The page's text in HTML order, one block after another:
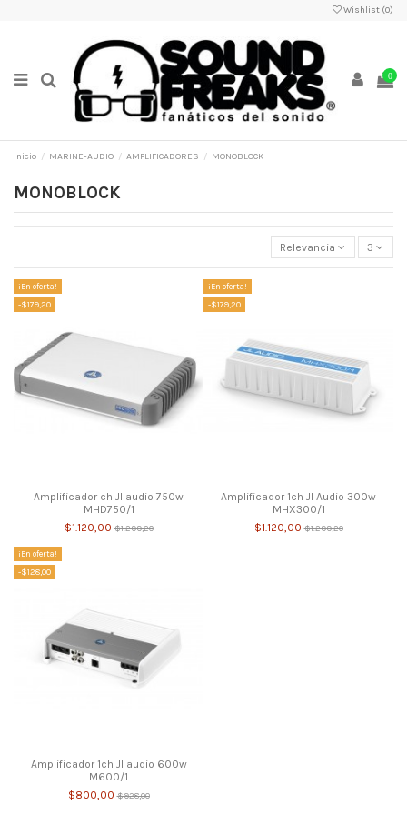
Wishlist (0)
0
Inicio MARINE-AUDIO AMPLIFICADORES MONOBLOCK
MONOBLOCK
Relevancia 3
¡En oferta!
-$179,20
Amplificador ch Jl audio 750w
MHD750/1
$1.120,00$1.299,20
¡En oferta!
-$179,20
Amplificador 1ch Jl Audio 300w
MHX300/1
$1.120,00$1.299,20
¡En oferta!
-$128,00
Amplificador 1ch Jl audio 600w
M600/1
$800,00$928,00